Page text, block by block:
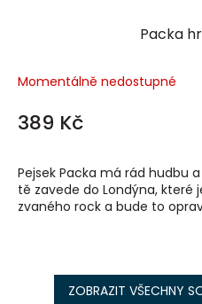
Packa
Momentálně nedostupné
389 Kč
Pejsek Packa má rád hudbu
tě zavede do Londýna, které
zvaného rock a bude to
ZOBRAZIT VŠECHNY